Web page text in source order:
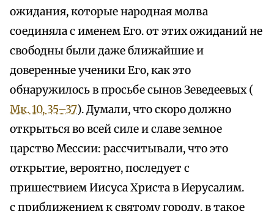
ожидания, которые народная молва
соединяла с именем Его. от этих ожиданий не
свободны были даже ближайшие и
доверенные ученики Его, как это
обнаружилось в просьбе сынов Зеведеевых (
Мк. 10, 35–37). Думали, что скоро должно
открыться во всей силе и славе земное
царство Мессии: рассчитывали, что это
открытие, вероятно, последует с
пришествием Иисуса Христа в Иерусалим.
с приближением к святому городу, в такое